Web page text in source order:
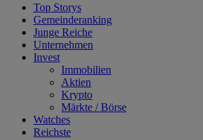
Top Storys
Gemeinderanking
Junge Reiche
Unternehmen
Invest
Immobilien
Aktien
Krypto
Märkte / Börse
Watches
Reichste